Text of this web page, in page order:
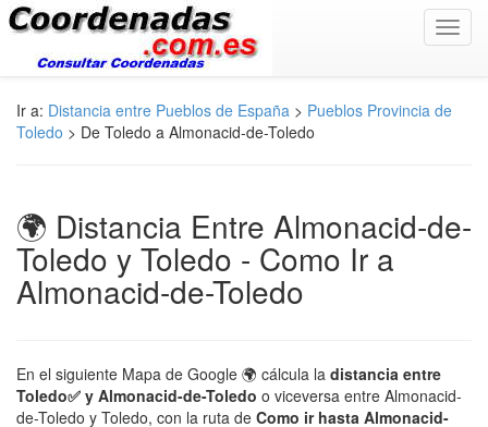
Ir a: Distancia entre Pueblos de España > Pueblos Provincia de
Toledo > De Toledo a Almonacid-de-Toledo
🌍 Distancia Entre Almonacid-de-
Toledo y Toledo - Como Ir a
Almonacid-de-Toledo
En el siguiente Mapa de Google 🌍 cálcula la distancia entre
Toledo✅ y Almonacid-de-Toledo o viceversa entre Almonacid-
de-Toledo y Toledo, con la ruta de Como ir hasta Almonacid-